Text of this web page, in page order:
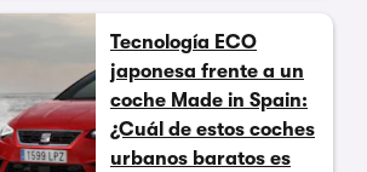
Tecnología ECO
japonesa frente a un
coche Made in Spain:
¿Cuál de estos coches
urbanos baratos es